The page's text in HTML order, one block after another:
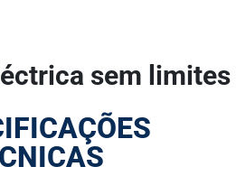
sem limites